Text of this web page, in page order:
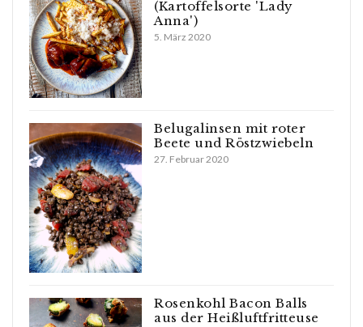
(Kartoffelsorte 'Lady
Anna')
5. März 2020
Belugalinsen mit roter
Beete und Röstzwiebeln
27. Februar 2020
Rosenkohl Bacon Balls
aus der Heißluftfritteuse